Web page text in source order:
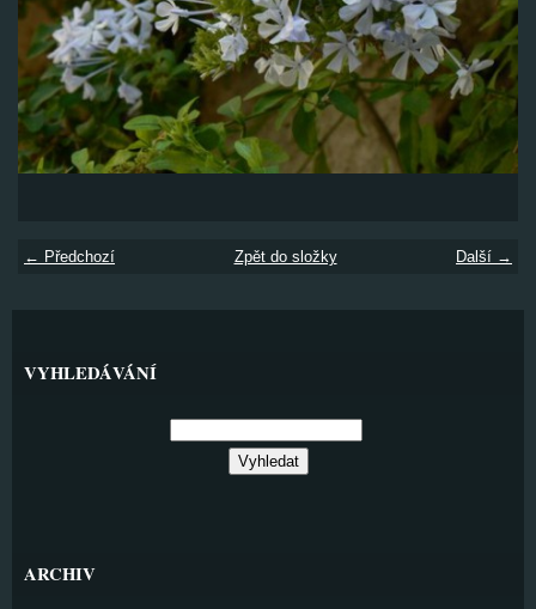
← Předchozí Další →
Zpět do složky
VYHLEDÁVÁNÍ
ARCHIV